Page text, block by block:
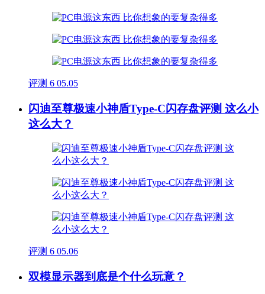
评测 6 05.05
闪迪至尊极速小神盾Type-C闪存盘评测 这么小
这么大？
评测 6 05.06
双模显示器到底是个什么玩意？